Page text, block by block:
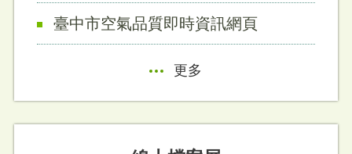
臺中市空氣品質即時資訊網頁
更多